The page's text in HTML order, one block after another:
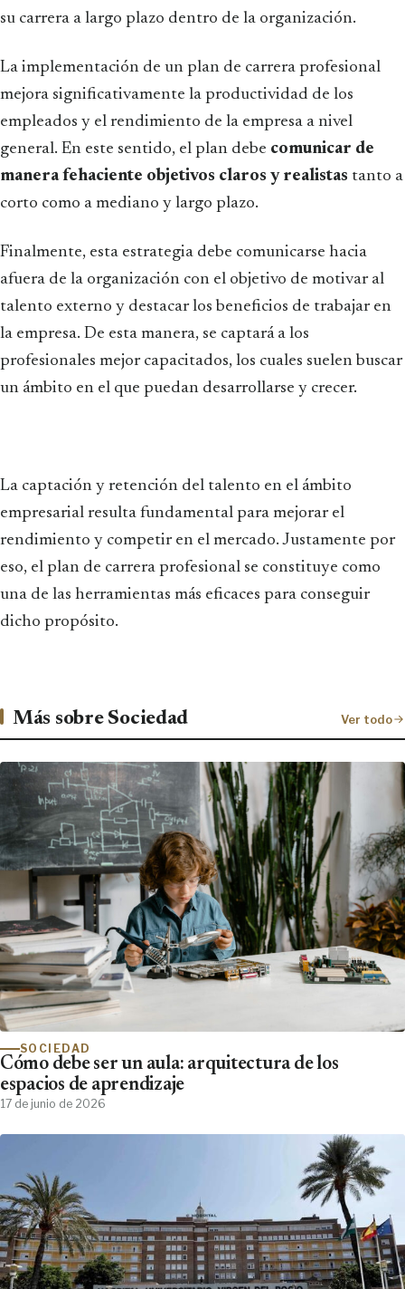
su carrera a largo plazo dentro de la organización.
La implementación de un plan de carrera profesional
mejora significativamente la productividad de los
empleados y el rendimiento de la empresa a nivel
general. En este sentido, el plan debe comunicar de
manera fehaciente objetivos claros y realistas tanto a
corto como a mediano y largo plazo.
Finalmente, esta estrategia debe comunicarse hacia
afuera de la organización con el objetivo de motivar al
talento externo y destacar los beneficios de trabajar en
la empresa. De esta manera, se captará a los
profesionales mejor capacitados, los cuales suelen buscar
un ámbito en el que puedan desarrollarse y crecer.
La captación y retención del talento en el ámbito
empresarial resulta fundamental para mejorar el
rendimiento y competir en el mercado. Justamente por
eso, el plan de carrera profesional se constituye como
una de las herramientas más eficaces para conseguir
dicho propósito.
Más sobre Sociedad Ver todo
SOCIEDAD
Cómo debe ser un aula: arquitectura de los
espacios de aprendizaje
17 de junio de 2026